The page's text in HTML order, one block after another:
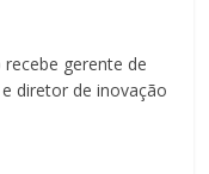
gerente de
diretor de inovação